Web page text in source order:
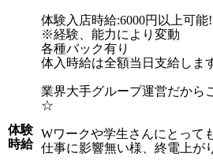
体験
時給
体験入店時給:6000円以上可能
※経験、能力により変動
各種バック有り
体入時給は全額当日支給しま
業界大手グループ運営だから
☆
Wワークや学生さんにとって
仕事に影響無い様、終電上が